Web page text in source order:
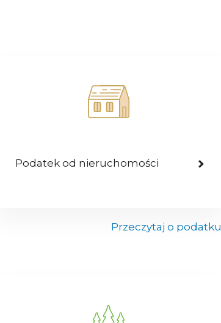
Podatek od nieruchomości
Przeczytaj o podatku